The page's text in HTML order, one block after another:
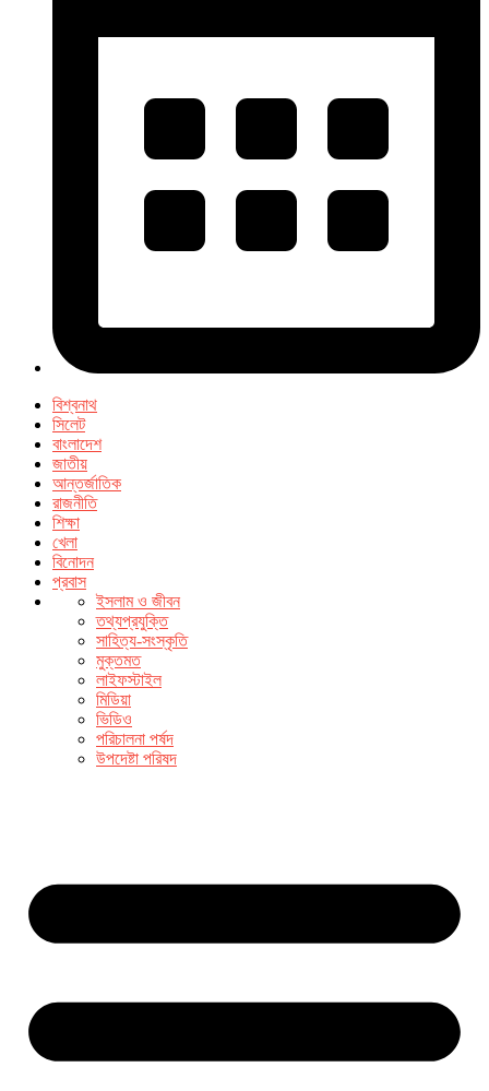
বিশ্বনাথ
সিলেট
বাংলাদেশ
জাতীয়
আন্তর্জাতিক
রাজনীতি
শিক্ষা
খেলা
বিনোদন
প্রবাস
ইসলাম ও জীবন
তথ্যপ্রযুক্তি
সাহিত্য-সংস্কৃতি
মুক্তমত
লাইফস্টাইল
মিডিয়া
ভিডিও
পরিচালনা পর্ষদ
উপদেষ্টা পরিষদ